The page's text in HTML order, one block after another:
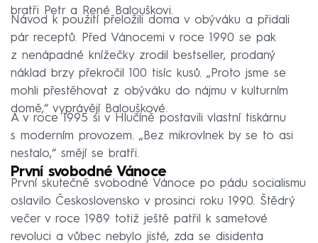
bratři Petr a René Balouškovi.
Návod k použití přeložili doma v obýváku a přidali
pár receptů. Před Vánocemi v roce 1990 se pak
z nenápadné knížečky zrodil bestseller, prodaný
náklad brzy překročil 100 tisíc kusů. „Proto jsme se
mohli přestěhovat z obýváku do nájmu v kulturním
domě,“ vyprávějí Balouškové.
A v roce 1995 si v Hlučíně postavili vlastní tiskárnu
s moderním provozem. „Bez mikrovlnek by se to asi
nestalo,“ smějí se bratři.
První svobodné Vánoce
První skutečně svobodné Vánoce po pádu socialismu
oslavilo Československo v prosinci roku 1990. Štědrý
večer v roce 1989 totiž ještě patřil k sametové
revoluci a vůbec nebylo jisté, zda se disidenta